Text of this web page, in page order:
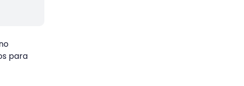
para